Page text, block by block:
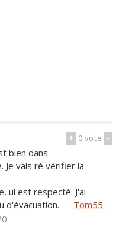
+ 0vote -
bien dans
Je vais ré vérifier la
ul est respecté. J'ai
d'évacuation. — Tom55